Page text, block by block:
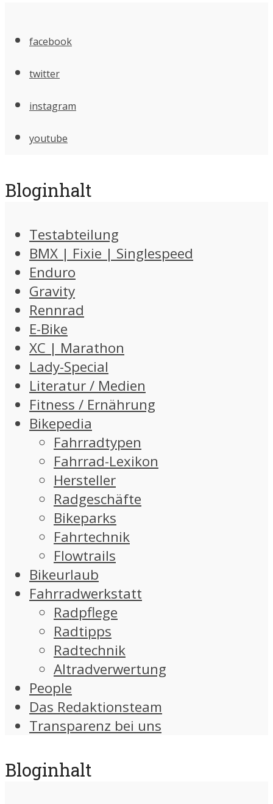
facebook
twitter
instagram
youtube
Bloginhalt
Testabteilung
BMX | Fixie | Singlespeed
Enduro
Gravity
Rennrad
E-Bike
XC | Marathon
Lady-Special
Literatur / Medien
Fitness / Ernährung
Bikepedia
Fahrradtypen
Fahrrad-Lexikon
Hersteller
Radgeschäfte
Bikeparks
Fahrtechnik
Flowtrails
Bikeurlaub
Fahrradwerkstatt
Radpflege
Radtipps
Radtechnik
Altradverwertung
People
Das Redaktionsteam
Transparenz bei uns
Bloginhalt